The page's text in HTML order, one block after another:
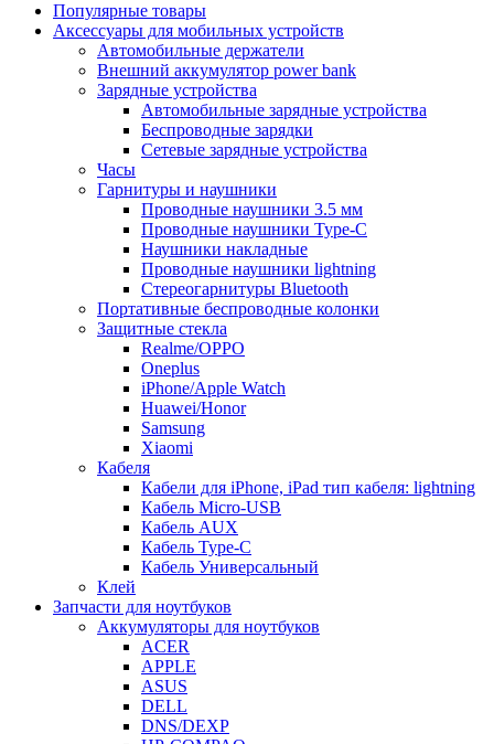
Популярные товары
Аксессуары для мобильных устройств
Автомобильные держатели
Внешний аккумулятор power bank
Зарядные устройства
Автомобильные зарядные устройства
Беспроводные зарядки
Сетевые зарядные устройства
Часы
Гарнитуры и наушники
Проводные наушники 3.5 мм
Проводные наушники Type-C
Наушники накладные
Проводные наушники lightning
Стереогарнитуры Bluetooth
Портативные беспроводные колонки
Защитные стекла
Realme/OPPO
Oneplus
iPhone/Apple Watch
Huawei/Honor
Samsung
Xiaomi
Кабеля
Кабели для iPhone, iPad тип кабеля: lightning
Кабель Micro-USB
Кабель AUX
Кабель Type-C
Кабель Универсальный
Клей
Запчасти для ноутбуков
Аккумуляторы для ноутбуков
ACER
APPLE
ASUS
DELL
DNS/DEXP